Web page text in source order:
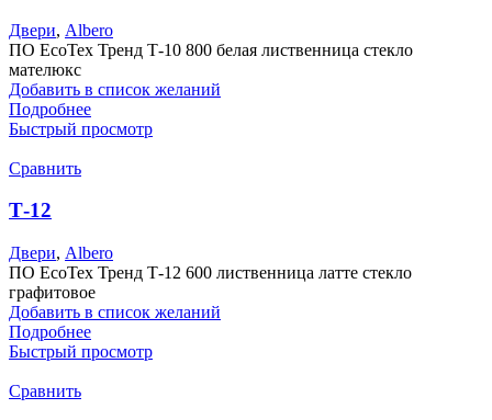
Двери, Albero
ПО EcoTex Тренд Т-10 800 белая лиственница стекло
мателюкс
Добавить в список желаний
Подробнее
Быстрый просмотр
Сравнить
Т-12
Двери, Albero
ПО EcoTex Тренд Т-12 600 лиственница латте стекло
графитовое
Добавить в список желаний
Подробнее
Быстрый просмотр
Сравнить